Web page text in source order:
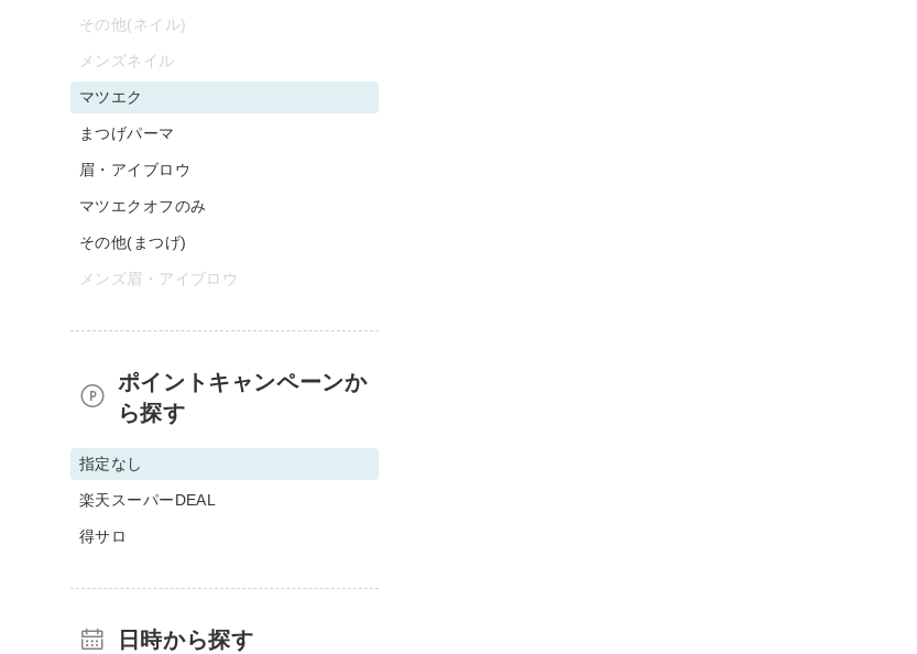
その他(ネイル)
メンズネイル
マツエク
まつげパーマ
眉・アイブロウ
マツエクオフのみ
その他(まつげ)
メンズ眉・アイブロウ
ポイントキャンペーンか
ら探す
指定なし
楽天スーパーDEAL
得サロ
日時から探す